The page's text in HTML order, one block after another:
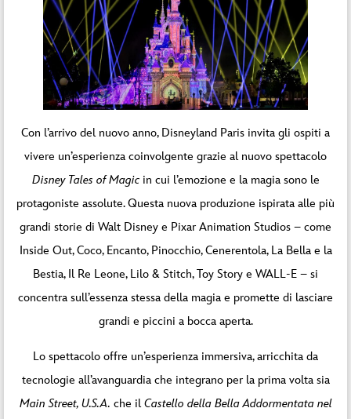
Con l’arrivo del nuovo anno, Disneyland Paris invita gli ospiti a
vivere un’esperienza coinvolgente grazie al nuovo spettacolo
Disney Tales of Magicin cui l’emozione e la magia sono le
protagoniste assolute. Questa nuova produzione ispirata alle più
grandi storie di Walt Disney e Pixar Animation Studios – come
Inside Out, Coco, Encanto, Pinocchio, Cenerentola, La Bella e la
Bestia, Il Re Leone, Lilo & Stitch, Toy Story e WALL-E – si
concentra sull’essenza stessa della magia e promette di lasciare
grandi e piccini a bocca aperta.
Lo spettacolo offre un’esperienza immersiva, arricchita da
tecnologie all’avanguardia che integrano per la prima volta sia
Main Street, U.S.A. che ilCastello della Bella Addormentata nel